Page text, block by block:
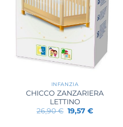
INFANZIA
CHICCO ZANZARIERA
LETTINO
26,90€ Il
prezzo
19,57€Il